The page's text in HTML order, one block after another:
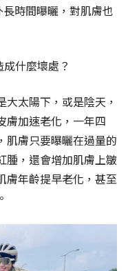
時間曝曬，對肌膚也
什麼壞處？
太陽下，或是陰天，
膚加速老化，一年四
肌膚只要曝曬在過量的
腫，還會增加肌膚上皺
膚年齡提早老化，甚至